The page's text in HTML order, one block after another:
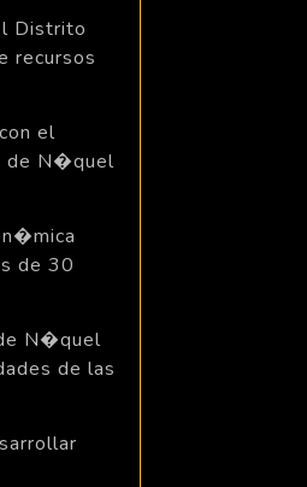
Distrito
recursos
el
de N�quel
de 30
N�quel
de las